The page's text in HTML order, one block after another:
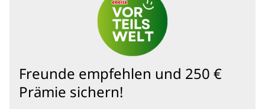
Freunde empfehlen und 250 €
Prämie sichern!